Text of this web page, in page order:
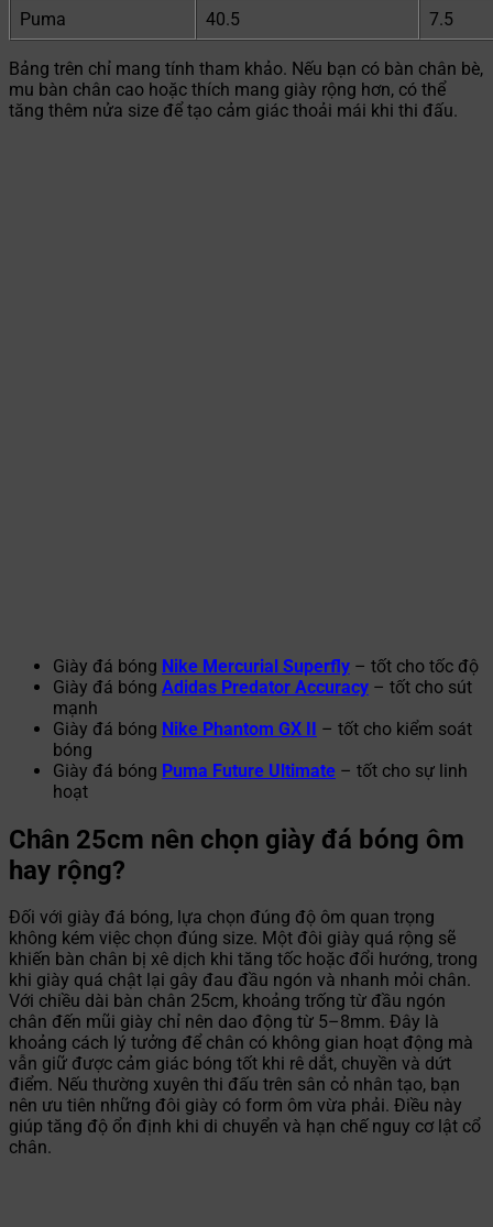
Puma
40.5 7.5
Bảng trên chỉ mang tính tham khảo. Nếu bạn có bàn chân bè,
mu bàn chân cao hoặc thích mang giày rộng hơn, có thể
tăng thêm nửa size để tạo cảm giác thoải mái khi thi đấu.
Giày đá bóng Nike Mercurial Superfly – tốt cho tốc độ
Giày đá bóng Adidas Predator Accuracy – tốt cho sút
mạnh
Giày đá bóng Nike Phantom GX II – tốt cho kiểm soát
bóng
Giày đá bóng Puma Future Ultimate – tốt cho sự linh
hoạt
Chân 25cm nên chọn giày đá bóng ôm
hay rộng?
Đối với giày đá bóng, lựa chọn đúng độ ôm quan trọng
không kém việc chọn đúng size. Một đôi giày quá rộng sẽ
khiến bàn chân bị xê dịch khi tăng tốc hoặc đổi hướng, trong
khi giày quá chật lại gây đau đầu ngón và nhanh mỏi chân.
Với chiều dài bàn chân 25cm, khoảng trống từ đầu ngón
chân đến mũi giày chỉ nên dao động từ 5–8mm. Đây là
khoảng cách lý tưởng để chân có không gian hoạt động mà
vẫn giữ được cảm giác bóng tốt khi rê dắt, chuyền và dứt
điểm. Nếu thường xuyên thi đấu trên sân cỏ nhân tạo, bạn
nên ưu tiên những đôi giày có form ôm vừa phải. Điều này
giúp tăng độ ổn định khi di chuyển và hạn chế nguy cơ lật cổ
chân.